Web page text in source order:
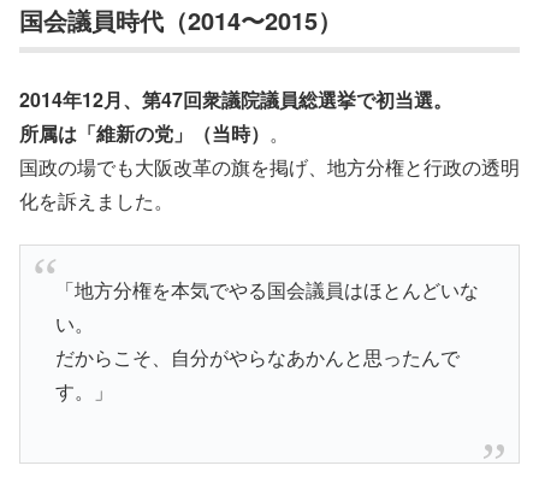
国会議員時代（2014〜2015）
2014年12月、第47回衆議院議員総選挙で初当選。
所属は「維新の党」（当時） 。
国政の場でも大阪改革の旗を掲げ、地方分権と行政の透明
化を訴えました。
「地方分権を本気でやる国会議員はほとんどいな
い。
だからこそ、自分がやらなあかんと思ったんで
す。」